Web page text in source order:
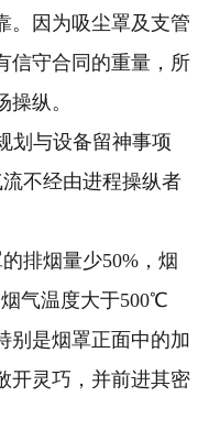
。因为吸尘罩及支管
信守合同的重量，所
纵。
与设备留神事项
不经由进程操纵者
烟量少50%，烟
气温度大于500℃
别是烟罩正面中的加
开灵巧，并前进其密